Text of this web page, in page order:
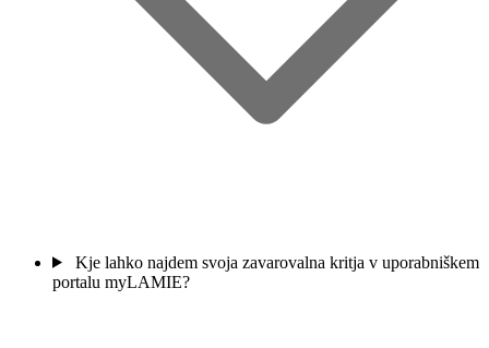
Kje lahko najdem svoja zavarovalna kritja v uporabniškem
portalu myLAMIE?